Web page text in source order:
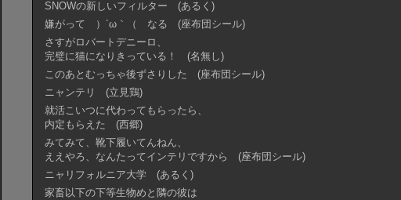
SNOWの新しいフィルター (あるく)
嫌がって ）´ω｀（ なる (座布団シール)
さすがロバートデニーロ、
完璧に猫になりきっている！ (名無し)
このあとむっちゃ後ずさりした (座布団シール)
ニャンテリ (立見鶏)
就活こいつに代わってもらったら、
内定もらえた (西郷)
みてみて、靴下履いてんねん、
ええやろ、なんたってインテリですから (座布団シール)
ニャリフォルニア大学 (あるく)
家畜以下の下等生物めと隣の彼は